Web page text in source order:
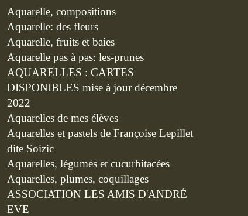
Aquarelle, compositions
Aquarelle: des fleurs
Aquarelle, fruits et baies
Aquarelle pas à pas: les-prunes
AQUARELLES : CARTES
DISPONIBLES mise à jour décembre
2022
Aquarelles de mes élèves
Aquarelles et pastels de Françoise Lepillet
dite Soizic
Aquarelles, légumes et cucurbitacées
Aquarelles, plumes, coquillages
ASSOCIATION LES AMIS D'ANDRÉ
EVE